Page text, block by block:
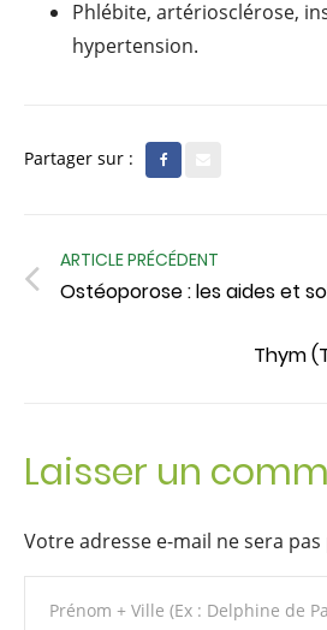
Phlébite, artériosclérose,
hypertension.
Partager sur :
ARTICLE PRÉCÉDENT
Ostéoporose : les aides et
Thym
Laisser un
Votre adresse e-mail ne sera pas